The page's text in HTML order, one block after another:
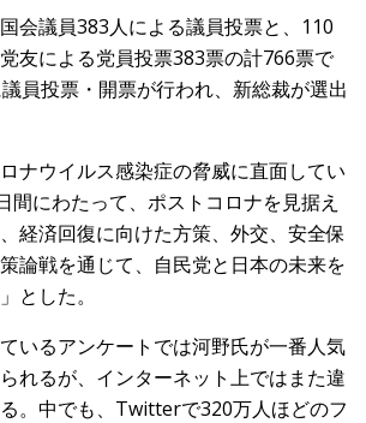
会議員383人による議員投票と、110
友による党員投票383票の計766票で
員投票・開票が行われ、新総裁が選出
ナウイルス感染症の脅威に直面してい
間にわたって、ポストコロナを見据え
経済回復に向けた方策、外交、安全保
論戦を通じて、自民党と日本の未来を
とした。
いるアンケートでは河野氏が一番人気
れるが、インターネット上ではまた違
。中でも、Twitterで320万人ほどのフ